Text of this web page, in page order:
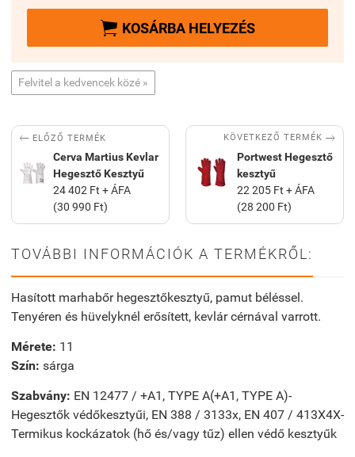
 KOSÁRBA HELYEZÉS
Felvitel a kedvencek közé »
 ELŐZŐ TERMÉK
Cerva Martius Kevlar
Hegesztő Kesztyű
24 402 Ft + ÁFA
(30 990 Ft)
KÖVETKEZŐ TERMÉK 
Portwest Hegesztő
kesztyű
22 205 Ft + ÁFA
(28 200 Ft)
TOVÁBBI INFORMÁCIÓK A TERMÉKRŐL:
Hasított marhabőr hegesztőkesztyű, pamut béléssel.
Tenyéren és hüvelyknél erősített, kevlár cérnával varrott.
Mérete: 11
Szín: sárga
Szabvány: EN 12477 / +A1, TYPE A(+A1, TYPE A)-
Hegesztők védőkesztyűi, EN 388 / 3133x, EN 407 / 413X4X-
Termikus kockázatok (hő és/vagy tűz) ellen védő kesztyűk